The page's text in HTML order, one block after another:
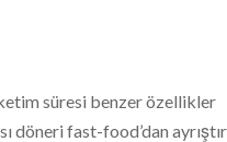
süresi benzer özellikler
fast-food’dan